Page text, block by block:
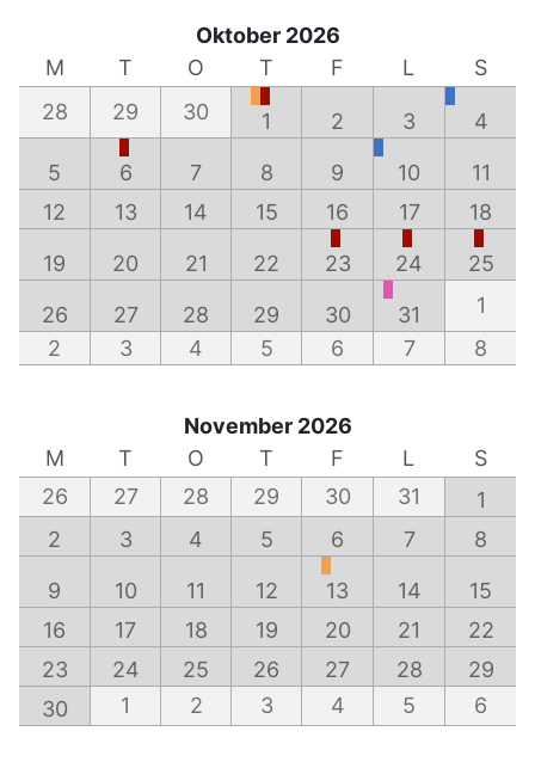
Oktober 2026
M
T O T F L
S
28
29 30 1 2 3 4
5 6 7 8 9 10
11
12
13 14 15 16 17 18
19 20 21 22 23 24 25
26 27 28 29 30 31
1
2
3 4 5 6 7 8
November 2026
M
T O T F L
S
26
27 28 29 30 31
1
2
3 4 5 6 7 8
9 10 11 12 13 14
15
16
17 18 19 20 21
22
23
24 25 26 27 28
29
30
1 2 3 4 5 6